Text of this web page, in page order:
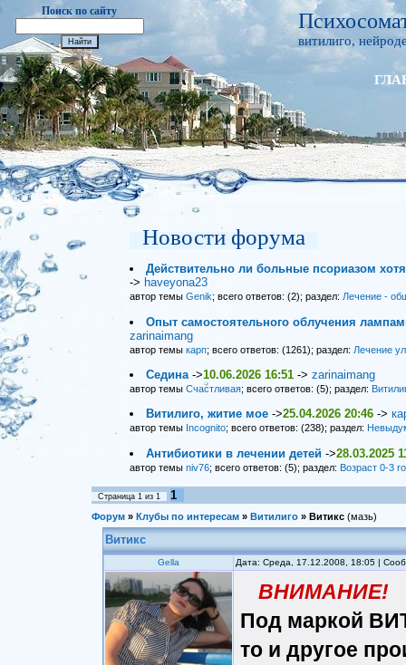
Поиск по сайту
витилиго,
Новости форума
Действительно ли больные псориазом
-> haveyona23
автор темы Genik; всего ответов: (2); раздел: Лечение -
Опыт самостоятельного облучения
zarinaimang
автор темы карп; всего ответов: (1261); раздел: Лечение
Седина ->10.06.2026 16:51 ->zarinaimang
автор темы Счастливая; всего ответов: (5); раздел:
Витилиго, житие мое ->25.04.2026 20:46 ->
автор темы Incognito; всего ответов: (238); раздел:
Антибиотики в лечении детей ->28.03.2025
автор темы niv76; всего ответов: (5); раздел: Возраст 0-3
Страница 1 из 1 1
Форум » Клубы по интересам » Витилиго » Витикс (мазь)
Витикс
Gella Дата: Среда, 17.12.2008, 18:05 |
ВНИМАНИЕ!
Под маркой
то и другое